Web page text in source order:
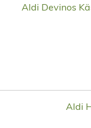
Aldi Devinos
Aldi